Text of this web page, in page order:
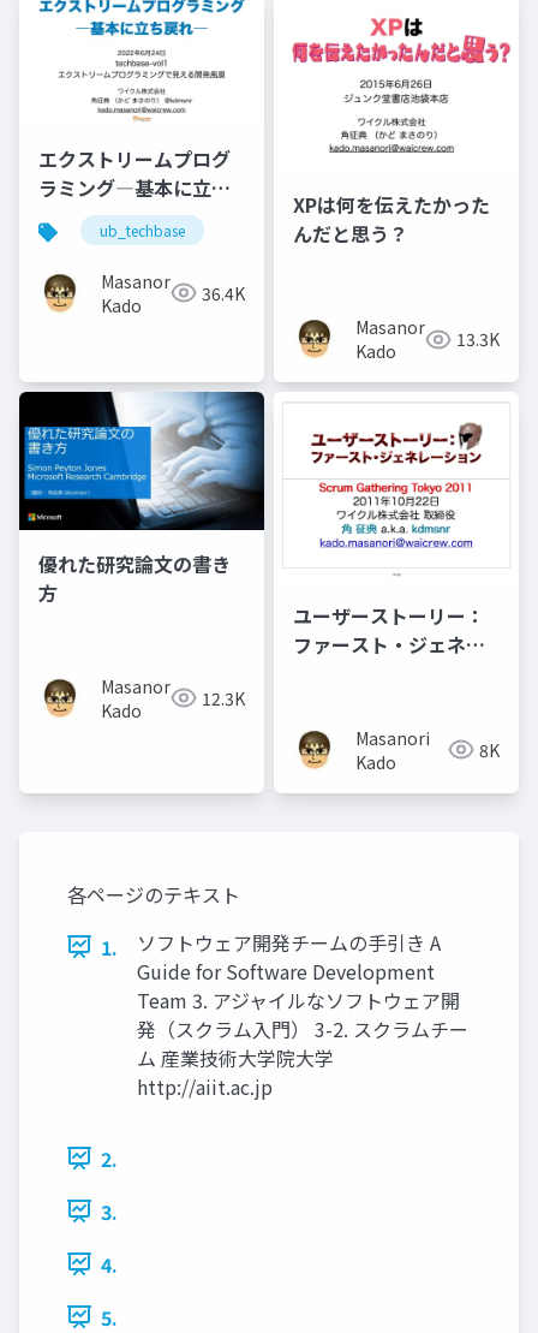
エクストリームプログ
ラミング―基本に立ち
戻れ―ub_techbase
Masanori
Kado
36.4K
XPは何を伝えたかった
んだと思う？
Masanori
Kado
13.3K
優れた研究論文の書き
方
Masanori
Kado
12.3K
ユーザーストーリー：
ファースト・ジェネレ
Masanori
Kado
8K
各ページのテキスト
1.
ソフトウェア開発チームの手引き A
Guide for Software Development
Team 3. アジャイルなソフトウェア開
発（スクラム入門） 3-2. スクラムチー
ム 産業技術大学院大学
http://aiit.ac.jp
2.
3.
4.
5.